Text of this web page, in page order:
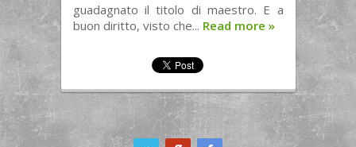
guadagnato il titolo di maestro. E a
buon diritto, visto che... Read more »